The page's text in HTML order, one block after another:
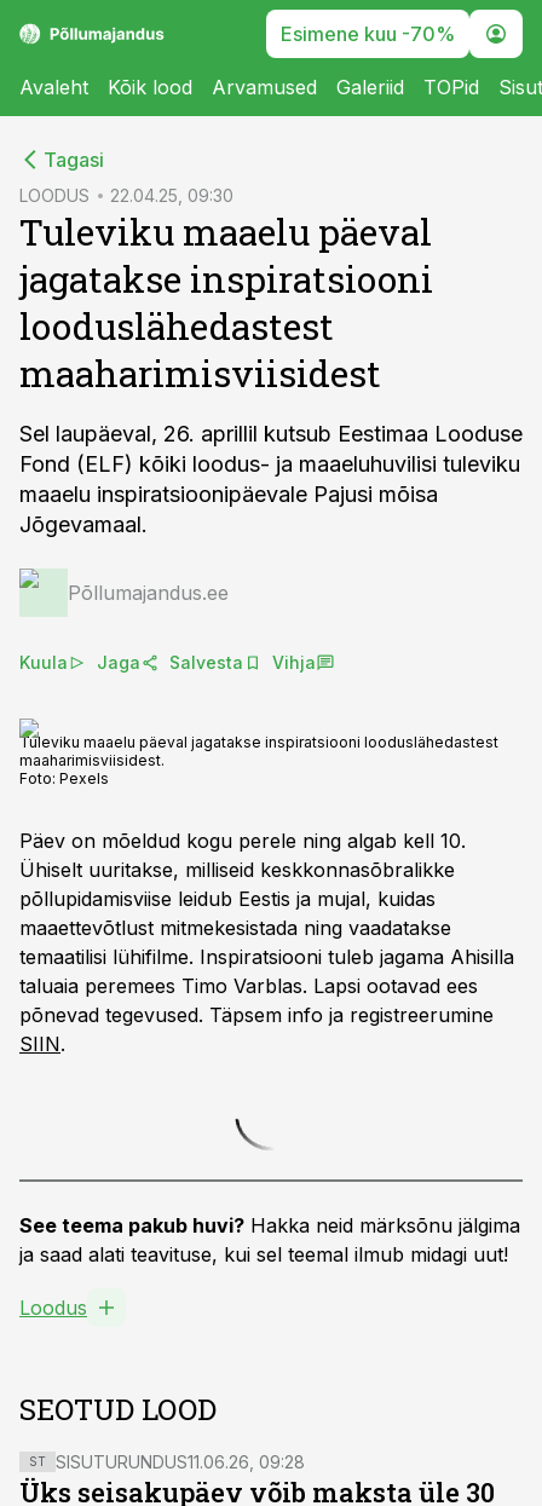
Esimene kuu -70%
Avaleht Kõik lood Arvamused Galeriid TOPid
Tagasi
LOODUS 22.04.25, 09:30
Tuleviku maaelu päeval
jagatakse inspiratsiooni
looduslähedastest
maaharimisviisidest
Sel laupäeval, 26. aprillil kutsub Eestimaa Looduse
Fond (ELF) kõiki loodus- ja maaeluhuvilisi tuleviku
maaelu inspiratsioonipäevale Pajusi mõisa
Jõgevamaal.
Põllumajandus.ee
Kuula Jaga Salvesta Vihja
Tuleviku maaelu päeval jagatakse inspiratsiooni looduslähedastest
maaharimisviisidest.
Foto: Pexels
Päev on mõeldud kogu perele ning algab kell 10.
Ühiselt uuritakse, milliseid keskkonnasõbralikke
põllupidamisviise leidub Eestis ja mujal, kuidas
maaettevõtlust mitmekesistada ning vaadatakse
temaatilisi lühifilme. Inspiratsiooni tuleb jagama Ahisilla
taluaia peremees Timo Varblas. Lapsi ootavad ees
põnevad tegevused. Täpsem info ja registreerumine
SIIN.
See teema pakub huvi? Hakka neid märksõnu jälgima
ja saad alati teavituse, kui sel teemal ilmub midagi uut!
Loodus
SEOTUD LOOD
ST SISUTURUNDUS11.06.26, 09:28
Üks seisakupäev võib maksta üle 30